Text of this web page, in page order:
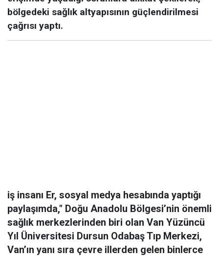
bölgedeki sağlık altyapısının güçlendirilmesi
çağrısı yaptı.
iş insanı Er, sosyal medya hesabında yaptığı
paylaşımda," Doğu Anadolu Bölgesi’nin önemli
sağlık merkezlerinden biri olan Van Yüzüncü
Yıl Üniversitesi Dursun Odabaş Tıp Merkezi,
Van’ın yanı sıra çevre illerden gelen binlerce